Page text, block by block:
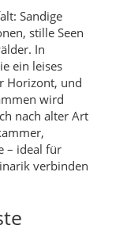
Sandige
stille Seen
In
ein leises
Horizont, und
wird
nach alter Art
– ideal für
verbinden